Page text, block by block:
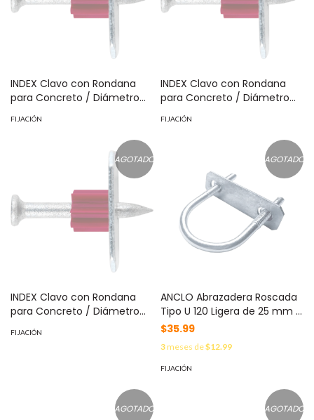
INDEX Clavo con Rondana
para Concreto / Diámetro
3.6 mm X 1 1/4" / Caja con
100 piezas / Acero
Galvanizado Mecánico /
Rondana 25 mm /Rondana
Zincada / Herramienta
Cañón 8 mm / Carga
Tracción hasta 3.71 kN MOD:
FPC-PR-114
FIJACIÓN
INDEX Clavo con Rondana
para Concreto / Diámetro
3.6 mm X 1 1/2" / Caja con
100 piezas / Acero
Galvanizado Mecánico /
Rondana 25 mm /Rondana
Zincada / Herramienta
Cañón 8 mm / Carga
Tracción hasta 3.71 kN MOD:
FPC-PR-112
FIJACIÓN
AGOTADO
INDEX Clavo con Rondana
para Concreto / Diámetro
3.6 mm X 2" / Caja con 100
piezas / Acero Galvanizado
Carga Tracción hasta 3.71 kN
FIJACIÓN
AGOTADO
ANCLO Abrazadera Roscada
Tipo U 120 Ligera de 25 mm (
1" ) / Cuerda de 1/4" MOD:
ANC-U120100
$35.99
3meses de$12.99
FIJACIÓN
AGOTADO AGOTADO